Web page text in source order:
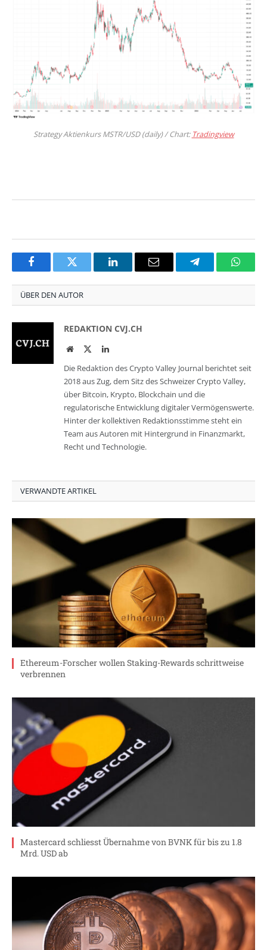
Strategy Aktienkurs MSTR/USD (daily) / Chart: Tradingview
FacebookTwitter LinkedInEmail Telegram
ÜBER DEN AUTOR
REDAKTION CVJ.CH
WebsiteTwitterLinkedIn
Die Redaktion des Crypto Valley Journal berichtet seit
2018 aus Zug, dem Sitz des Schweizer Crypto Valley,
über Bitcoin, Krypto, Blockchain und die
regulatorische Entwicklung digitaler Vermögenswerte.
Hinter der kollektiven Redaktionsstimme steht ein
Team aus Autoren mit Hintergrund in Finanzmarkt,
Recht und Technologie.
VERWANDTE ARTIKEL
Ethereum-Forscher wollen Staking-Rewards schrittweise
verbrennen
Mastercard schliesst Übernahme von BVNK für bis zu 1.8
Mrd. USD ab